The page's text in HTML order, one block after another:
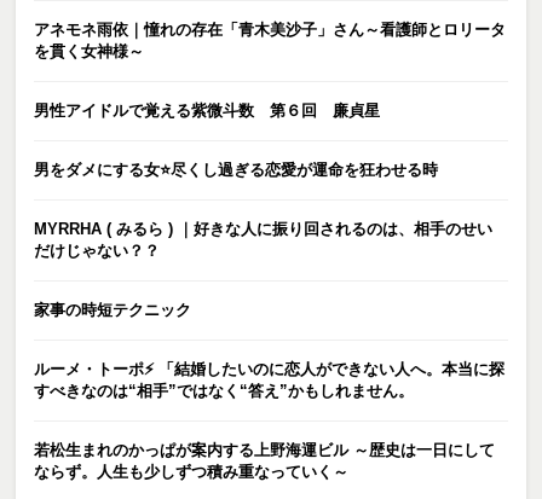
アネモネ雨依｜憧れの存在「青木美沙子」さん～看護師とロリータ
を貫く女神様～
男性アイドルで覚える紫微斗数 第６回 廉貞星
男をダメにする女⭐️尽くし過ぎる恋愛が運命を狂わせる時
MYRRHA ( みるら ) ｜好きな人に振り回されるのは、相手のせい
だけじゃない？？
家事の時短テクニック
ルーメ・トーポ⚡️ 「結婚したいのに恋人ができない人へ。本当に探
すべきなのは“相手”ではなく“答え”かもしれません。
若松生まれのかっぱが案内する上野海運ビル ～歴史は一日にして
ならず。人生も少しずつ積み重なっていく～